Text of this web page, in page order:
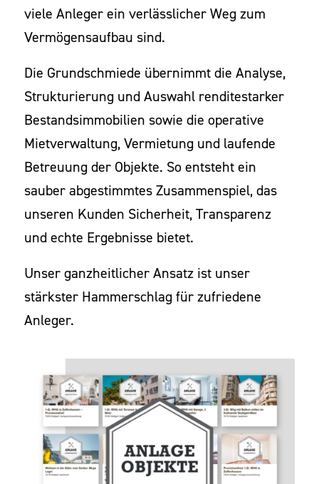
viele Anleger ein verlässlicher Weg zum
Vermögensaufbau sind.
Die Grundschmiede übernimmt die Analyse,
Strukturierung und Auswahl renditestarker
Bestandsimmobilien sowie die operative
Mietverwaltung, Vermietung und laufende
Betreuung der Objekte. So entsteht ein
sauber abgestimmtes Zusammenspiel, das
unseren Kunden Sicherheit, Transparenz
und echte Ergebnisse bietet.
Unser ganzheitlicher Ansatz ist unser
stärkster Hammerschlag für zufriedene
Anleger.